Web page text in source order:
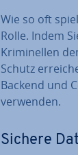
Wie so oft
Rolle. Indem
Kri­mi­nel­len
Schutz
Backend und
verwenden.
Sichere